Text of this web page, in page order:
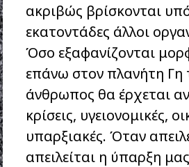
ακριβώς βρίσκονται
εκατοντάδες άλλοι
Όσο εξαφανίζονται
επάνω στον πλανήτη Γη
άνθρωπος θα έρχεται
κρίσεις, υγειονομικές,
υπαρξιακές. Όταν
απειλείται η ύπαρξη